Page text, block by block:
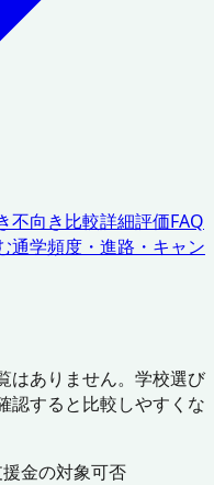
不向き比較詳細評価FAQ
通学頻度・進路・キャン
はありません。学校選び
認すると比較しやすくな
金の対象可否